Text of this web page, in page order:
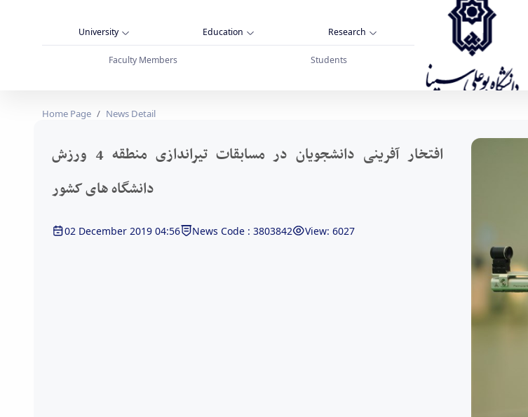
University Education Research
Faculty Members Students
Home Page News Detail
افتخار آفرینی دانشجویان در مسابقات تیراندازی منطقه 4 ورزش
دانشگاه های کشور
02 December 2019 04:56 News Code : 3803842 View: 6027